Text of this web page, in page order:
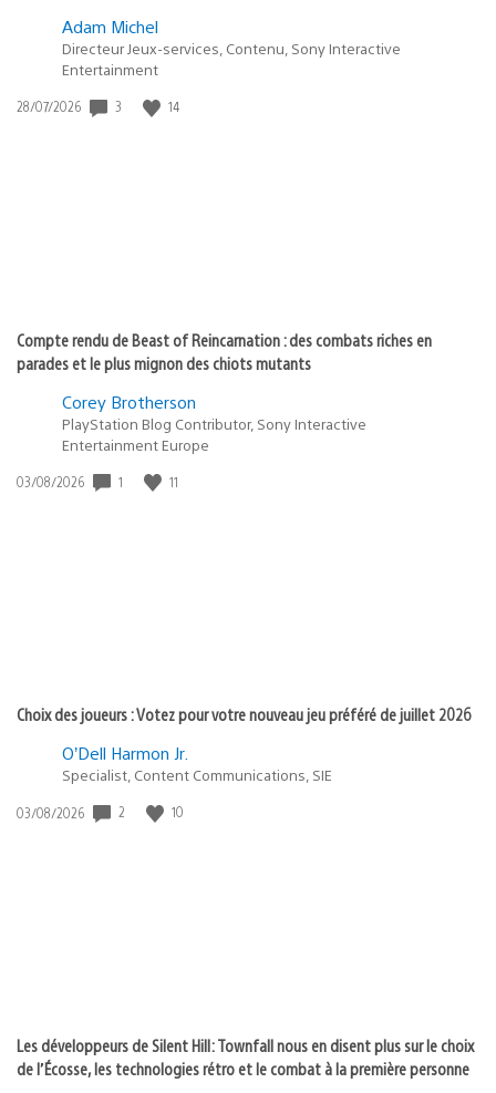
Adam Michel
Directeur Jeux-services, Contenu, Sony Interactive
Entertainment
Date
28/07/2026 3 14
Compte rendu de Beast of Reincarnation : des combats riches en
parades et le plus mignon des chiots mutants
Corey Brotherson
PlayStation Blog Contributor, Sony Interactive
Entertainment Europe
Date
03/08/2026 1 11
Choix des joueurs : Votez pour votre nouveau jeu préféré de juillet 2026
O’Dell Harmon Jr.
Specialist, Content Communications, SIE
Date
03/08/2026 2 10
Les développeurs de Silent Hill: Townfall nous en disent plus sur le choix
de l’Écosse, les technologies rétro et le combat à la première personne